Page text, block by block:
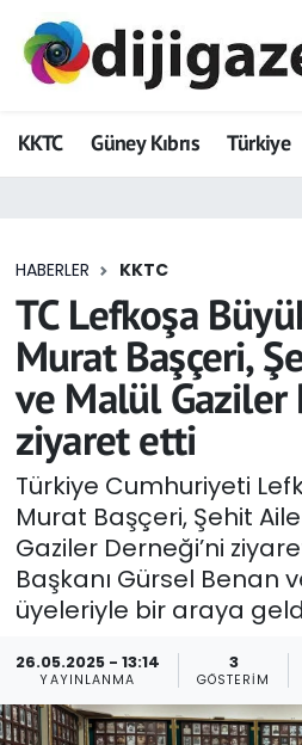
KKTC Güney Kıbrıs Türkiye
HABERLER KKTC
TC Lefkoşa
Murat Başçeri,
ve Malül Gaziler
ziyaret etti
Türkiye Cumhuriyeti
Murat Başçeri, Şehit
Gaziler Derneği’ni
Başkanı Gürsel Benan
üyeleriyle bir araya
26.05.2025 - 13:14
YAYINLANMA
3
GÖSTERIM
ADVERTORIAL
Dijigazete
Eğitim
Ekonomi
Foto Galeri
GEZİ
Güncel
Gündem
KKTC YEREL SEÇİM
Hava Durumu
Trafik Durumu
Tüm Manşetler
Son Dakika Haberleri
Haber Arşivi